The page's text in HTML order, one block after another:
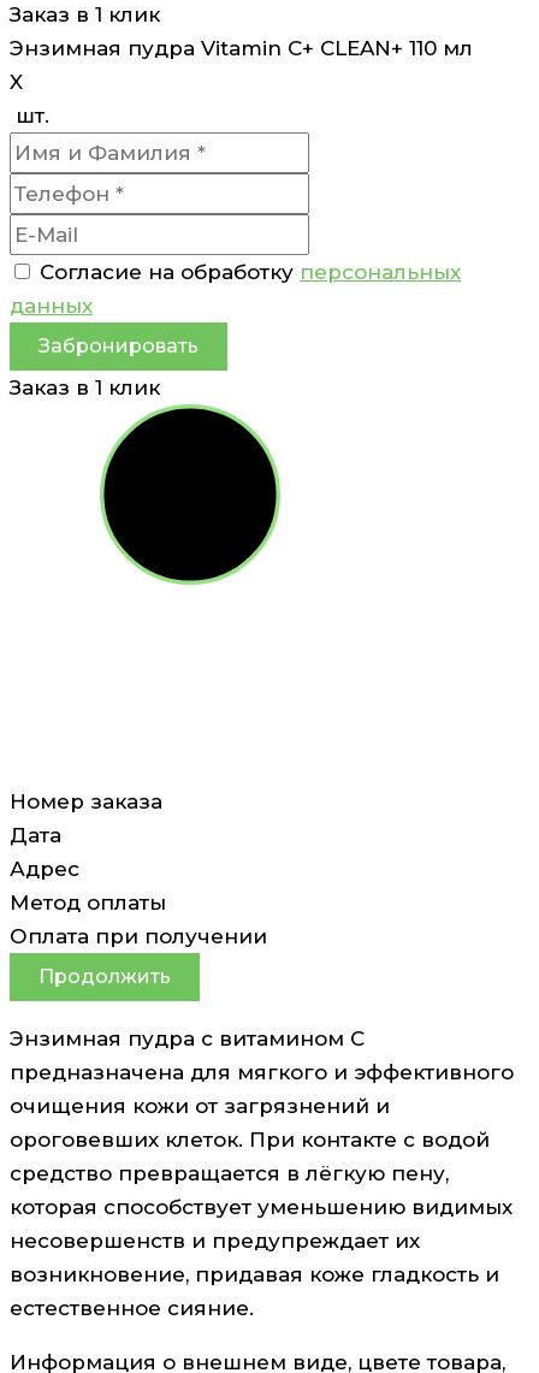
Заказ в 1 клик
Энзимная пудра Vitamin C+ CLEAN+ 110 мл
X
шт.
Согласие на обработку персональных
данных
Забронировать
Заказ в 1 клик
Номер заказа
Дата
Адрес
Метод оплаты
Оплата при получении
Продолжить
Энзимная пудра с витамином С
предназначена для мягкого и эффективного
очищения кожи от загрязнений и
ороговевших клеток. При контакте с водой
средство превращается в лёгкую пену,
которая способствует уменьшению видимых
несовершенств и предупреждает их
возникновение, придавая коже гладкость и
естественное сияние.
Информация о внешнем виде, цвете товара,